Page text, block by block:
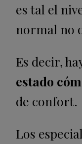
es tal el
normal no
Es decir,
estado
de confort.
Los